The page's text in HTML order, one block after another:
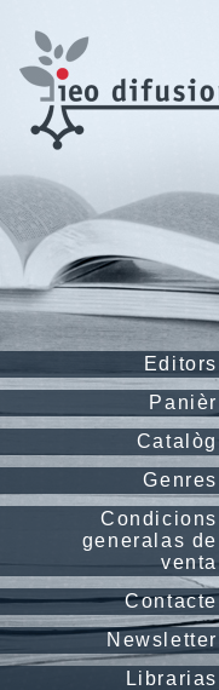
Editors
Panièr
Catalòg
Genres
Condicions
generalas de
venta
Contacte
Newsletter
Librarias